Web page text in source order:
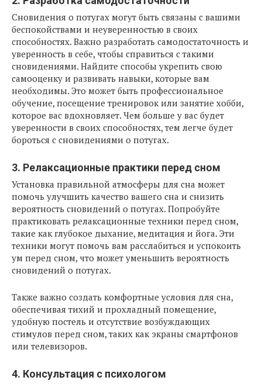
Сновидения о потугах могут быть связаны с вашими
беспокойствами и неуверенностью в своих
способностях. Важно разработать самодостаточность и
уверенность в себе, чтобы справиться с такими
сновидениями. Найдите способы укрепить свою
самооценку и развивать навыки, которые вам
необходимы. Это может быть профессиональное
обучение, посещение тренировок или занятие хобби,
которое вас вдохновляет. Чем больше у вас будет
уверенности в своих способностях, тем легче будет
бороться с сновидениями о потугах.
3. Релаксационные практики перед сном
Установка правильной атмосферы для сна может
помочь улучшить качество вашего сна и снизить
вероятность сновидений о потугах. Попробуйте
практиковать релаксационные техники перед сном,
такие как глубокое дыхание, медитация и йога. Эти
техники могут помочь вам расслабиться и успокоить
ум перед сном, что может уменьшить вероятность
сновидений о потугах.
Также важно создать комфортные условия для сна,
обеспечивая тихий и прохладный помещение,
удобную постель и отсутствие возбуждающих
стимулов перед сном, таких как экраны смартфонов
или телевизоров.
4. Консультация с психологом